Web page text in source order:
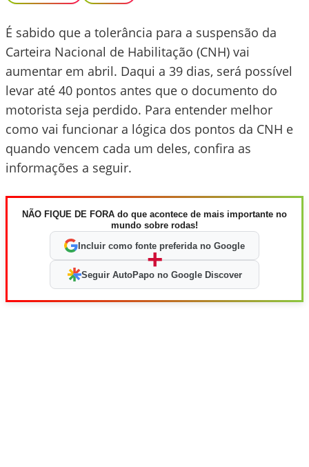
É sabido que a tolerância para a suspensão da
Carteira Nacional de Habilitação (CNH) vai
aumentar em abril. Daqui a 39 dias, será possível
levar até 40 pontos antes que o documento do
motorista seja perdido. Para entender melhor
como vai funcionar a lógica dos pontos da CNH e
quando vencem cada um deles, confira as
informações a seguir.
NÃO FIQUE DE FORA do que acontece de mais importante no
mundo sobre rodas!
Incluir como fonte preferida no Google
+
Seguir AutoPapo no Google Discover